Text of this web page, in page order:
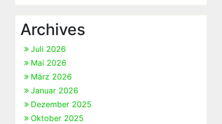
Archives
Juli 2026
Mai 2026
März 2026
Januar 2026
Dezember 2025
Oktober 2025